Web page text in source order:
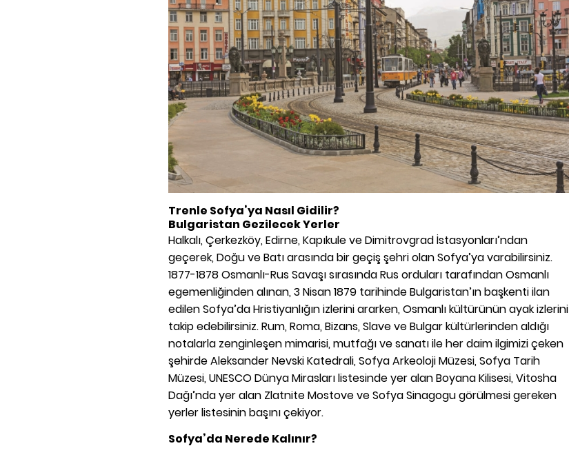
Trenle Sofya’ya Nasıl Gidilir?
Bulgaristan Gezilecek Yerler
Halkalı, Çerkezköy, Edirne, Kapıkule ve Dimitrovgrad İstasyonları’ndan
geçerek, Doğu ve Batı arasında bir geçiş şehri olan Sofya’ya varabilirsiniz.
1877-1878 Osmanlı-Rus Savaşı sırasında Rus orduları tarafından Osmanlı
egemenliğinden alınan, 3 Nisan 1879 tarihinde Bulgaristan’ın başkenti ilan
edilen Sofya’da Hristiyanlığın izlerini ararken, Osmanlı kültürünün ayak izlerini
takip edebilirsiniz. Rum, Roma, Bizans, Slave ve Bulgar kültürlerinden aldığı
notalarla zenginleşen mimarisi, mutfağı ve sanatı ile her daim ilgimizi çeken
şehirde Aleksander Nevski Katedrali, Sofya Arkeoloji Müzesi, Sofya Tarih
Müzesi, UNESCO Dünya Mirasları listesinde yer alan Boyana Kilisesi, Vitosha
Dağı’nda yer alan Zlatnite Mostove ve Sofya Sinagogu görülmesi gereken
yerler listesinin başını çekiyor.
Sofya’da Nerede Kalınır?